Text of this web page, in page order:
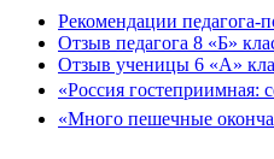
Рекомендации педагога-
Отзыв педагога 8 «Б»
Отзыв ученицы 6 «А»
«Россия
«Много пешечные